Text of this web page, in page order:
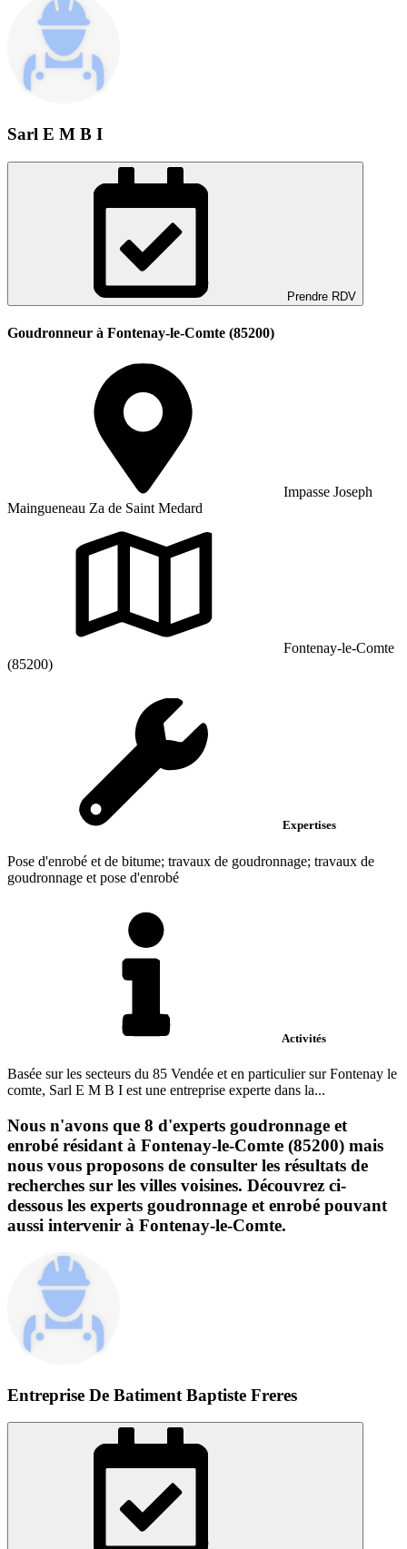
Sarl E M B I
Prendre RDV
Goudronneur à Fontenay-le-Comte (85200)
Impasse Joseph
Maingueneau Za de Saint Medard
Fontenay-le-Comte
(85200)
Expertises
Pose d'enrobé et de bitume; travaux de goudronnage; travaux de
goudronnage et pose d'enrobé
Activités
Basée sur les secteurs du 85 Vendée et en particulier sur Fontenay le
comte, Sarl E M B I est une entreprise experte dans la...
Nous n'avons que 8 d'experts goudronnage et
enrobé résidant à Fontenay-le-Comte (85200) mais
nous vous proposons de consulter les résultats de
recherches sur les villes voisines. Découvrez ci-
dessous les experts goudronnage et enrobé pouvant
aussi intervenir à Fontenay-le-Comte.
Entreprise De Batiment Baptiste Freres